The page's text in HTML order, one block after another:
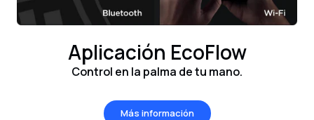
Aplicación EcoFlow
Control en la palma de tu mano.
Más información